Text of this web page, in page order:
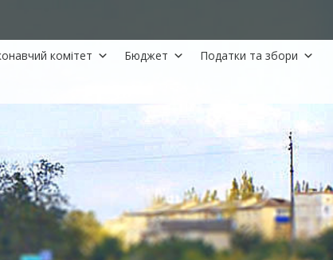
комітет Бюджет Податки та збори